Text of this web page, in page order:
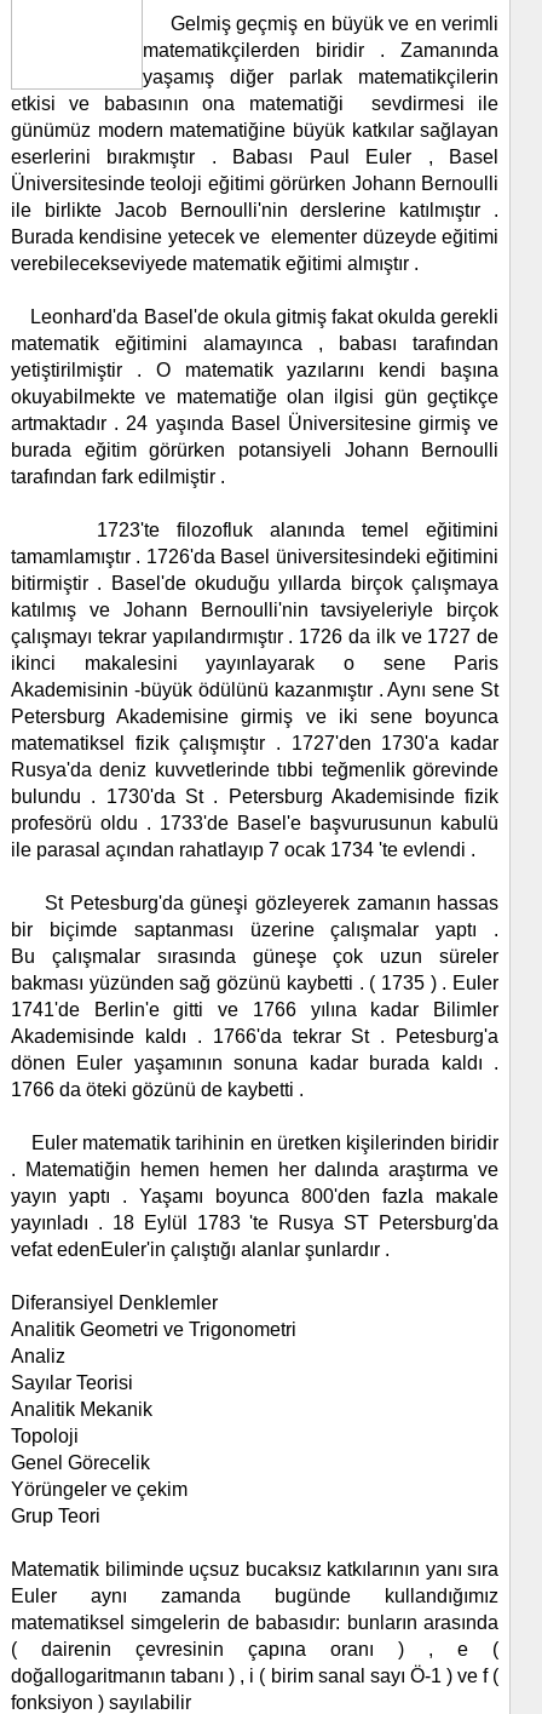
Gelmiş geçmiş en büyük ve en verimli
matematikçilerden biridir . Zamanında
yaşamış diğer parlak matematikçilerin
etkisi ve babasının ona matematiği sevdirmesi ile
günümüz modern matematiğine büyük katkılar sağlayan
eserlerini bırakmıştır . Babası Paul Euler , Basel
Üniversitesinde teoloji eğitimi görürken Johann Bernoulli
ile birlikte Jacob Bernoulli'nin derslerine katılmıştır .
Burada kendisine yetecek ve elementer düzeyde eğitimi
verebilecekseviyede matematik eğitimi almıştır .
Leonhard'da Basel'de okula gitmiş fakat okulda gerekli
matematik eğitimini alamayınca , babası tarafından
yetiştirilmiştir . O matematik yazılarını kendi başına
okuyabilmekte ve matematiğe olan ilgisi gün geçtikçe
artmaktadır . 24 yaşında Basel Üniversitesine girmiş ve
burada eğitim görürken potansiyeli Johann Bernoulli
tarafından fark edilmiştir .
1723'te filozofluk alanında temel eğitimini
tamamlamıştır . 1726'da Basel üniversitesindeki eğitimini
bitirmiştir . Basel'de okuduğu yıllarda birçok çalışmaya
katılmış ve Johann Bernoulli'nin tavsiyeleriyle birçok
çalışmayı tekrar yapılandırmıştır . 1726 da ilk ve 1727 de
ikinci makalesini
yayınlayarak o sene Paris
Akademisinin -büyük ödülünü kazanmıştır . Aynı sene St
Petersburg Akademisine girmiş ve iki sene boyunca
matematiksel fizik çalışmıştır . 1727'den 1730'a kadar
Rusya'da deniz kuvvetlerinde tıbbi teğmenlik görevinde
bulundu . 1730'da St . Petersburg Akademisinde fizik
profesörü oldu . 1733'de Basel'e başvurusunun kabulü
ile parasal açından rahatlayıp 7 ocak 1734 'te evlendi .
St Petesburg'da güneşi gözleyerek zamanın hassas
bir biçimde saptanması üzerine çalışmalar yaptı .
Bu çalışmalar sırasında güneşe çok uzun süreler
bakması yüzünden sağ gözünü kaybetti . ( 1735 ) . Euler
1741'de Berlin'e gitti ve 1766 yılına kadar Bilimler
Akademisinde kaldı . 1766'da tekrar St . Petesburg'a
dönen Euler yaşamının sonuna kadar burada kaldı .
1766 da öteki gözünü de kaybetti .
Euler matematik tarihinin en üretken kişilerinden biridir
. Matematiğin hemen hemen her dalında araştırma ve
yayın yaptı . Yaşamı boyunca 800'den fazla makale
yayınladı . 18 Eylül 1783 'te Rusya ST Petersburg'da
vefat edenEuler'in çalıştığı alanlar şunlardır .
Diferansiyel Denklemler
Analitik Geometri ve Trigonometri
Analiz
Sayılar Teorisi
Analitik Mekanik
Topoloji
Genel Görecelik
Yörüngeler ve çekim
Grup Teori
Matematik biliminde uçsuz bucaksız katkılarının yanı sıra
Euler aynı zamanda bugünde kullandığımız
matematiksel simgelerin de babasıdır: bunların arasında
( dairenin çevresinin çapına oranı ) , e (
doğallogaritmanın tabanı ) , i ( birim sanal sayı Ö-1 ) ve f (
fonksiyon ) sayılabilir